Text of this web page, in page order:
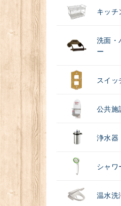
キッチ
洗面・
ー
スイッ
公共施
浄水器
シャワ
温水洗